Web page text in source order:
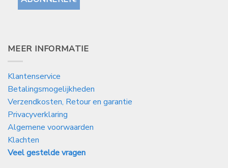
MEER INFORMATIE
Klantenservice
Betalingsmogelijkheden
Verzendkosten, Retour en garantie
Privacyverklaring
Algemene voorwaarden
Klachten
Veel gestelde vragen